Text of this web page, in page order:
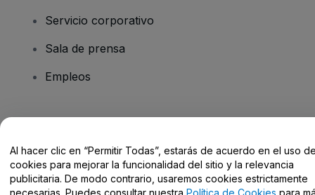
Servicio corporativo
Sala de prensa
Empleos
Centro de Ayuda / Contacto
Al hacer clic en “Permitir Todas”, estarás de acuerdo en el uso
cookies para mejorar la funcionalidad del sitio y la relevancia
publicitaria. De modo contrario, usaremos cookies estrictamente
necesarias. Puedes consultar nuestra Política de Cookies para